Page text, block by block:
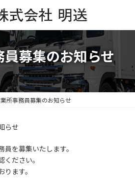
募集のお知らせ
所事務員募集のお知らせ
らせ
を募集いたします。
ださい。
ます。